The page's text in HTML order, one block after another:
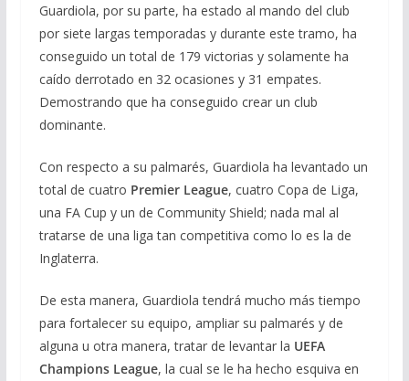
Guardiola, por su parte, ha estado al mando del club
por siete largas temporadas y durante este tramo, ha
conseguido un total de 179 victorias y solamente ha
caído derrotado en 32 ocasiones y 31 empates.
Demostrando que ha conseguido crear un club
dominante.
Con respecto a su palmarés, Guardiola ha levantado un
total de cuatro Premier League, cuatro Copa de Liga,
una FA Cup y un de Community Shield; nada mal al
tratarse de una liga tan competitiva como lo es la de
Inglaterra.
De esta manera, Guardiola tendrá mucho más tiempo
para fortalecer su equipo, ampliar su palmarés y de
alguna u otra manera, tratar de levantar la UEFA
Champions League, la cual se le ha hecho esquiva en